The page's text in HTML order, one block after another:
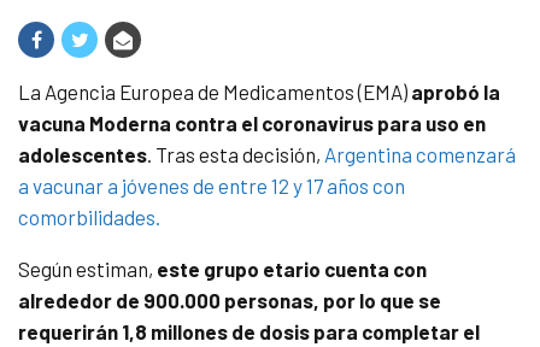
La Agencia Europea de Medicamentos (EMA) aprobó la
vacuna Moderna contra el coronavirus para uso en
adolescentes. Tras esta decisión, Argentina comenzará
a vacunar a jóvenes de entre 12 y 17 años con
comorbilidades.
Según estiman, este grupo etario cuenta con
alrededor de 900.000 personas, por lo que se
requerirán 1,8 millones de dosis para completar el